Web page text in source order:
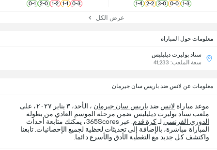
معلومات حول المباراة
ستاد بوليرت ديليليس
سعة الملعب: 41,233
3
-
1
0
-
0
0
-
3
2
-
2
4
-
1
3
-
0
1
-
1
2
-
1
0
-
2
1
-
0
عرض الكل
معلومات عن لانس ضد باريس سان جيرمان
موعد مباراة لانس ضد باريس سان جيرمان
، الأحد، ٣ يناير ٢٠٢٧، على
ملعب ستاد بوليرت ديليليس ضمن مرحلة الموسم العادي من بطولة
الدوري الفرنسي لـكرة قدم
. عبر 365Scores، يمكنك متابعة أحداث
المباراة مباشرة، بالإضافة إلى تحديثات لحظية لجميع الإحصائيات. تابعنا
واكتشف كل جديد مع التغطية الأدق والأسرع دائما.